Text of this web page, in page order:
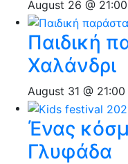
August 26 @ 21:00
Παιδική
Χαλάνδρι
August 31 @ 21:00
Ένας
Γλυφάδα